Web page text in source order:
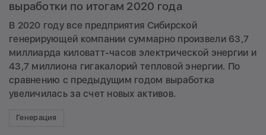
выработки по итогам 2020 года
В 2020 году все предприятия Сибирской
генерирующей компании суммарно произвели 63,7
миллиарда киловатт-часов электрической энергии и
43,7 миллиона гигакалорий тепловой энергии. По
сравнению с предыдущим годом выработка
увеличилась за счет новых активов.
Генерация